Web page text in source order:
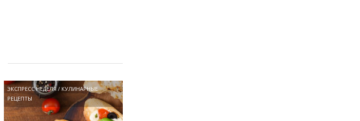
ЭКСПРЕСС НЕДЕЛЯ/ КУЛИНАРНЫЕ
РЕЦЕПТЫ